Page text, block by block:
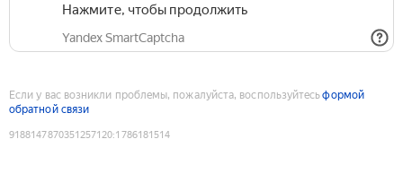
Нажмите, чтобы продолжить
Yandex SmartCaptcha
Если у вас возникли проблемы, пожалуйста, воспользуйтесьформой
обратной связи
9188147870351257120:1786181514